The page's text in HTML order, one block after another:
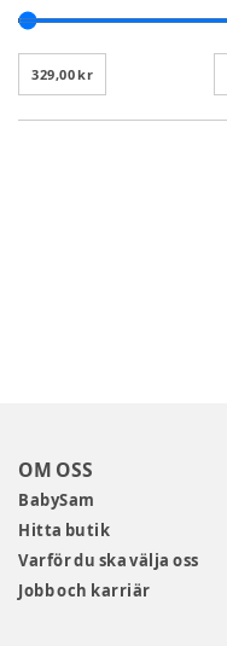
329,00 kr
OM OSS
BabySam
Hitta butik
Varför du ska välja oss
Jobb och karriär